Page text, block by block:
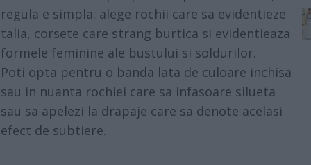
regula e simpla: alege rochii care sa evidentieze
talia, corsete care strang burtica si evidentieaza
formele feminine ale bustului si soldurilor.
Poti opta pentru o banda lata de culoare inchisa
sau in nuanta rochiei care sa infasoare silueta
sau sa apelezi la drapaje care sa denote acelasi
efect de subtiere.